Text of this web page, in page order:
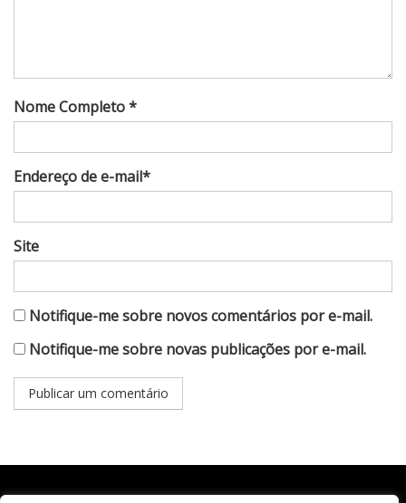
Nome Completo *
Endereço de e-mail*
Site
Notifique-me sobre novos comentários por e-mail.
Notifique-me sobre novas publicações por e-mail.